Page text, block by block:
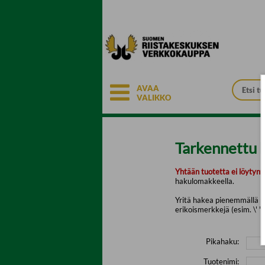
AVAA
VALIKKO
Tarkennettu
Yhtään tuotetta ei löytynyt.
hakulomakkeella.
Yritä hakea pienemmällä
erikoismerkkejä (esim. \' "
Pikahaku:
Tuotenimi: